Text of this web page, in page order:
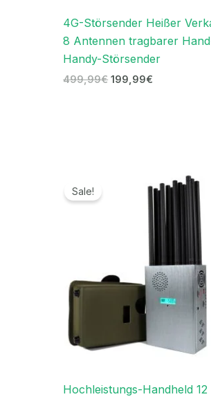
4G-Störsender Heißer
8 Antennen tragbarer
Handy-Störsender
499,99€ 199,99€
Sale!
Hochleistungs-Handheld 12
Ursprünglicher
1.399,00€
Aktueller
Preis
ist:
699,99€.